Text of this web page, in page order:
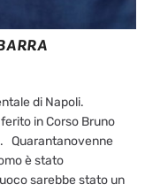
di Napoli.
in Corso Bruno
Quarantanovenne
è stato
sarebbe stato un